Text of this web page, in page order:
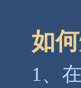
如
1、